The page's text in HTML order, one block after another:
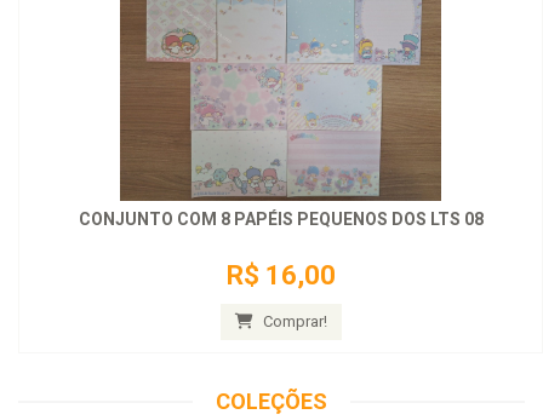
CONJUNTO COM 8 PAPÉIS PEQUENOS DOS LTS 08
R$ 16,00
Comprar!
COLEÇÕES